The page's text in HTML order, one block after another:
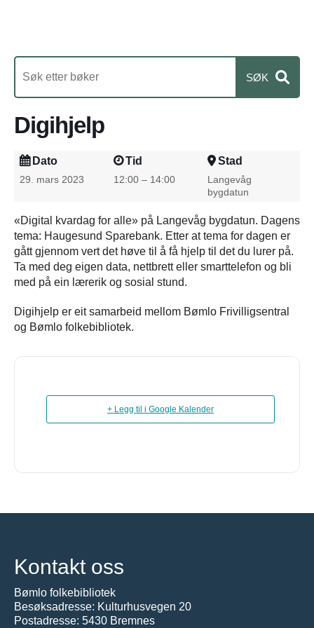
Digihjelp
Dato
29. mars 2023
Tid
12:00 – 14:00
Stad
Langevåg
bygdatun
«Digital kvardag for alle» på Langevåg bygdatun. Dagens
tema: Haugesund Sparebank. Etter at tema for dagen er
gått gjennom vert det høve til å få hjelp til det du lurer på.
Ta med deg eigen data, nettbrett eller smarttelefon og bli
med på ein lærerik og sosial stund.
Digihjelp er eit samarbeid mellom Bømlo Frivilligsentral
og Bømlo folkebibliotek.
+ Legg til i Google Kalender
Kontakt oss
Bømlo folkebibliotek
Besøksadresse: Kulturhusvegen 20
Postadresse: 5430 Bremnes